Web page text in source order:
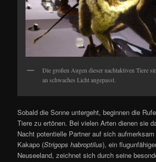
Die großen Augen dieser nachtaktiven Tiere
an schwaches Licht angepasst.
Sobald die Sonne untergeht, beginnen die
Tiere zu ertönen. Bei vielen Arten dienen sie
Nacht potentielle Partner auf sich
Kakapo (Strigops habroptilus), ein
Neuseeland, zeichnet sich durch seine